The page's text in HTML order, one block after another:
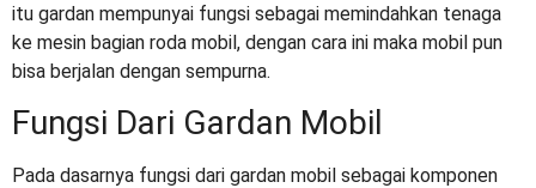
itu gardan mempunyai fungsi sebagai memindahkan tenaga
ke mesin bagian roda mobil, dengan cara ini maka mobil pun
bisa berjalan dengan sempurna.
Fungsi Dari Gardan Mobil
Pada dasarnya fungsi dari gardan mobil sebagai komponen